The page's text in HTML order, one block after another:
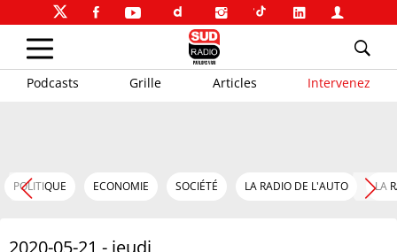
Podcasts Grille Articles Intervenez
POLITIQUE ECONOMIE SOCIÉTÉ LA RADIO DE L'AUTO LA
2020-05-21 - jeudi